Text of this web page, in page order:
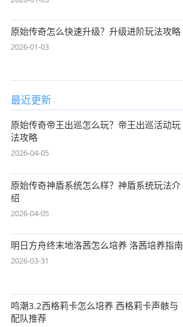
原始传奇怎么快速升级？升级进阶玩法攻略
2026-01-03
最近更新
原始传奇帝王出巡怎么玩？帝王出巡活动玩
法攻略
2026-04-05
原始传奇神盾系统怎么样？神盾系统玩法介
绍
2026-04-05
明日方舟终末地洛茜怎么培养 洛茜培养指南
2026-03-31
鸣潮3.2西格莉卡怎么培养 西格莉卡声骸与
配队推荐